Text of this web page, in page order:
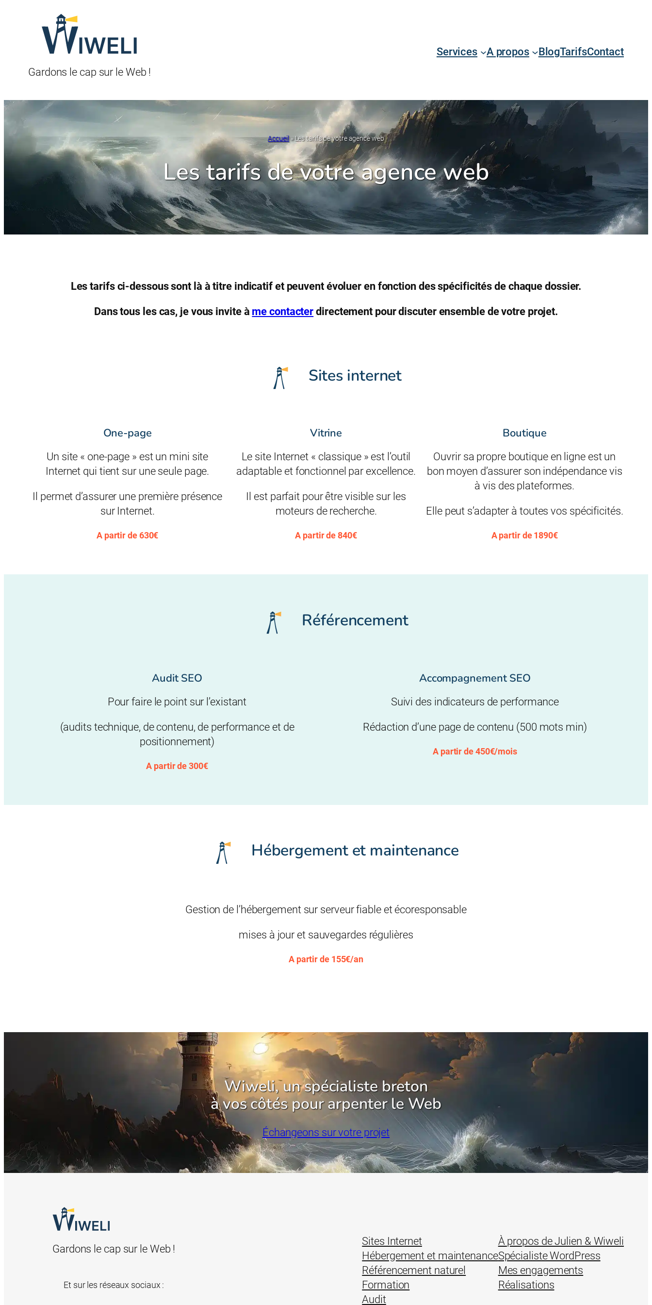
Gardons le cap sur le Web !
Services A propos BlogTarifsContact
Accueil»Les tarifs de votre agence web
Les tarifs de votre agence web
Les tarifs ci-dessous sont là à titre indicatif et peuvent évoluer en fonction des spécificités de chaque dossier.
Dans tous les cas, je vous invite à me contacter directement pour discuter ensemble de votre projet.
Sites internet
One-page
Un site « one-page » est un mini site
Internet qui tient sur une seule page.
Il permet d’assurer une première présence
sur Internet.
A partir de 630€
Vitrine
Le site Internet « classique » est l’outil
adaptable et fonctionnel par excellence.
Il est parfait pour être visible sur les
moteurs de recherche.
A partir de 840€
Boutique
Ouvrir sa propre boutique en ligne est un
bon moyen d’assurer son indépendance vis
à vis des plateformes.
Elle peut s’adapter à toutes vos spécificités.
A partir de 1890€
Référencement
Audit SEO
Pour faire le point sur l’existant
(audits technique, de contenu, de performance et de
positionnement)
A partir de 300€
Accompagnement SEO
Suivi des indicateurs de performance
Rédaction d’une page de contenu (500 mots min)
A partir de 450€/mois
Hébergement et maintenance
Gestion de l’hébergement sur serveur fiable et écoresponsable
mises à jour et sauvegardes régulières
A partir de 155€/an
Wiweli, un spécialiste breton
à vos côtés pour arpenter le Web
Échangeons sur votre projet
Gardons le cap sur le Web !
Et sur les réseaux sociaux :
Sites Internet
Hébergement et maintenance
Référencement naturel
Formation
Audit
À propos de Julien & Wiweli
Spécialiste WordPress
Mes engagements
Réalisations